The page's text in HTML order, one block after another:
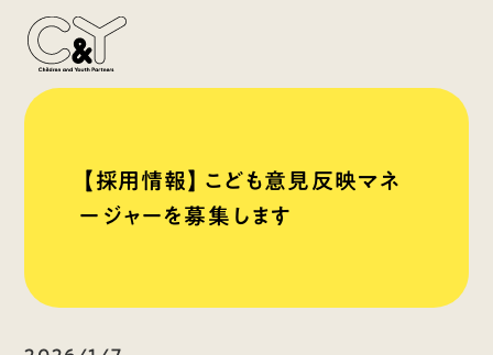
【採用情報】こども意見反映マネ
ージャーを募集します